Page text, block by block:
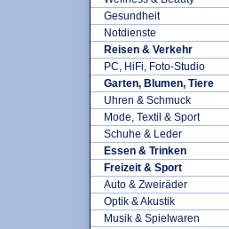
Gesundheit
Notdienste
Reisen & Verkehr
PC, HiFi, Foto-Studio
Garten, Blumen, Tiere
Uhren & Schmuck
Mode, Textil & Sport
Schuhe & Leder
Essen & Trinken
Freizeit & Sport
Auto & Zweiräder
Optik & Akustik
Musik & Spielwaren